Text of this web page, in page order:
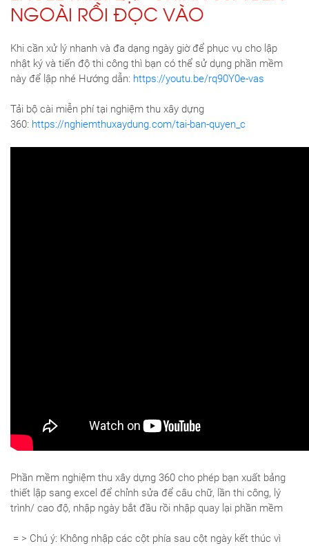
NGOÀI RỒI ĐỌC VÀO
Khi cần xử lý nhanh và đa dạng ngày giờ để phục vụ cho lập
nhật ký và tiến độ thi công thì bạn có thể sử dụng phần mềm
này để lập nhé Hướng dẫn: https://youtu.be/rq90Y0e-vas
Tải bộ cài miễn phí tại nghiệm thu xây dựng
360: https://nghiemthuxaydung.com/tai-ban-quyen_c
Phần mềm nghiệm thu xây dựng 360 cho phép bạn xuất bảng
thiết lập sang excel để chỉnh sửa để câu chữ, lần thi công, lý
trình/ cao độ, nhập ngày bắt đầu rồi nhập quay lại phần mềm
= > Chú ý: Không nhập các cột phía sau cột ngày kết thúc vì